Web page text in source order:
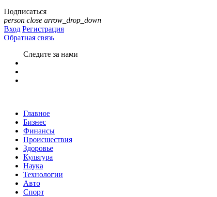
Подписаться
person close arrow_drop_down
Вход Регистрация
Обратная связь
Следите за нами
Главное
Бизнес
Финансы
Происшествия
Здоровье
Культура
Наука
Технологии
Авто
Спорт